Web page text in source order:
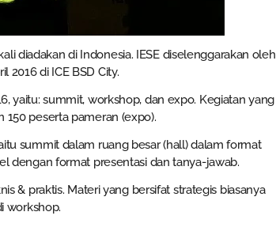
diadakan di Indonesia. IESE diselenggarakan oleh
2016 di ICE BSD City.
yaitu: summit, workshop, dan expo. Kegiatan yang
150 peserta pameran (expo).
summit dalam ruang besar (hall) dalam format
dengan format presentasi dan tanya-jawab.
& praktis. Materi yang bersifat strategis biasanya
workshop.